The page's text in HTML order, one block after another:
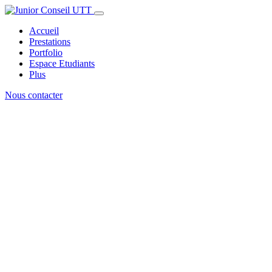
Accueil
Prestations
Portfolio
Espace Etudiants
Plus
Nous contacter